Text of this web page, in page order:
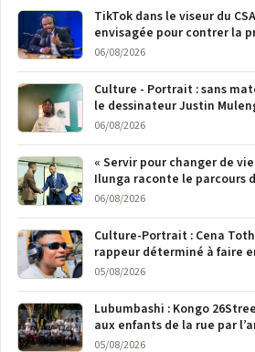
TikTok dans le viseur du
envisagée pour contrer la
M23
06/08/2026
Culture - Portrait : sans
le dessinateur Justin
poser son crayon
06/08/2026
« Servir pour changer de
Ilunga raconte le parcours
national Jethro Muyombi
06/08/2026
Culture-Portrait : Cena
rappeur déterminé à faire
Bunia
05/08/2026
Lubumbashi : Kongo
aux enfants de la rue par
05/08/2026